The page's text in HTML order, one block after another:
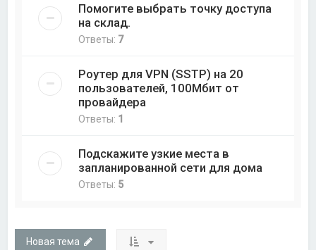
Помогите выбрать точку доступа
на склад.
Ответы: 7
Роутер для VPN (SSTP) на 20
пользователей, 100Мбит от
провайдера
Ответы: 1
Подскажите узкие места в
запланированной сети для дома
Ответы: 5
Новая тема